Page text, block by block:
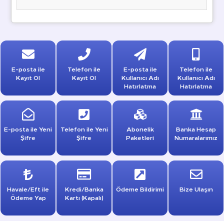
E-posta ile
Kayıt Ol
Telefon ile
Kayıt Ol
E-posta ile
Kullanıcı Adı
Hatırlatma
Telefon ile
Kullanıcı Adı
Hatırlatma
E-posta ile Yeni
Şifre
Telefon ile Yeni
Şifre
Abonelik
Paketleri
Banka Hesap
Numaralarımız
Havale/Eft ile
Ödeme Yap
Kredi/Banka
Kartı (Kapalı)
Ödeme Bildirimi Bize Ulaşın